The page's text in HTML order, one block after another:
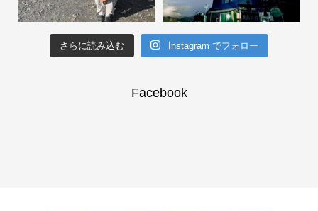
さらに読み込む Instagram でフォロー
Facebook